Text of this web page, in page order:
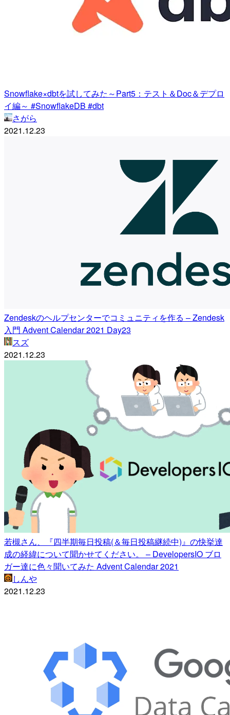
Snowflake×dbtを試してみた～Part5：テスト＆Doc＆デプロ
イ編～ #SnowflakeDB #dbt
さがら
2021.12.23
Zendeskのヘルプセンターでコミュニティを作る – Zendesk
入門 Advent Calendar 2021 Day23
スズ
2021.12.23
若槻さん、『四半期毎日投稿(＆毎日投稿継続中)』の快挙達
成の経緯について聞かせてください。 – DevelopersIO ブロ
ガー達に色々聞いてみた Advent Calendar 2021
しんや
2021.12.23